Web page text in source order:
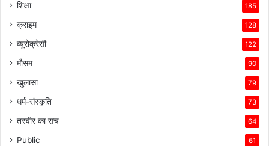
शिक्षा 185
क्राइम 128
ब्यूरोक्रेसी 122
मौसम 90
खुलासा 79
धर्म-संस्कृति 73
तस्वीर का सच 64
Public 61